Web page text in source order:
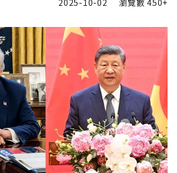
2025-10-02 瀏覽數450+